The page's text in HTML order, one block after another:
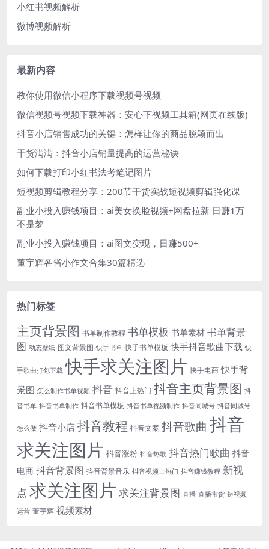
小红书视频解析
微博视频解析
最新内容
教你使用微信小程序下载视频号视频
微信视频号视频下载神器：安心下视频工具箱(网页在线版)
抖音小店销售成功的关键：怎样让你的商品脱颖而出
干货满满：抖音小店销量提高的运营秘诀
如何下载打印小红书法考笔记图片
短视频剪辑教程分享：200节干货实战短视频剪辑强化课
副业小投入赚钱项目：ai美女换脸视频+网盘拉新 日赚1万
不是梦
副业小投入赚钱项目：ai图文变现，日赚500+
董宇辉各省小作文合集30篇精选
热门标签
主页背景图 书单制作教程 书单模板 书单素材 书单背景
图 动态壁纸 图文背景图 快手书单 快手书单模板 快手抖音歌曲下载 快
手歌曲打包下载 快手求关注图片 快手电商 快手背
景图 怎么制作书单视频 抖音 抖音上热门 抖音主页背景图 抖
音书单 抖音书单制作 抖音书单模板 抖音书单视频制作 抖音同城号 抖音同城号
怎么做 抖音小店 抖音教程 抖音文案 抖音歌曲 抖音
求关注图片 抖音涨粉 抖音热歌 抖音热门歌曲 抖音
电商 抖音背景图 抖音背景音乐 抖音视频上热门 抖音赚钱教程 新视
点 求关注图片 求关注背景图 直播 直播带货 短视频
运营 董宇辉 视频素材